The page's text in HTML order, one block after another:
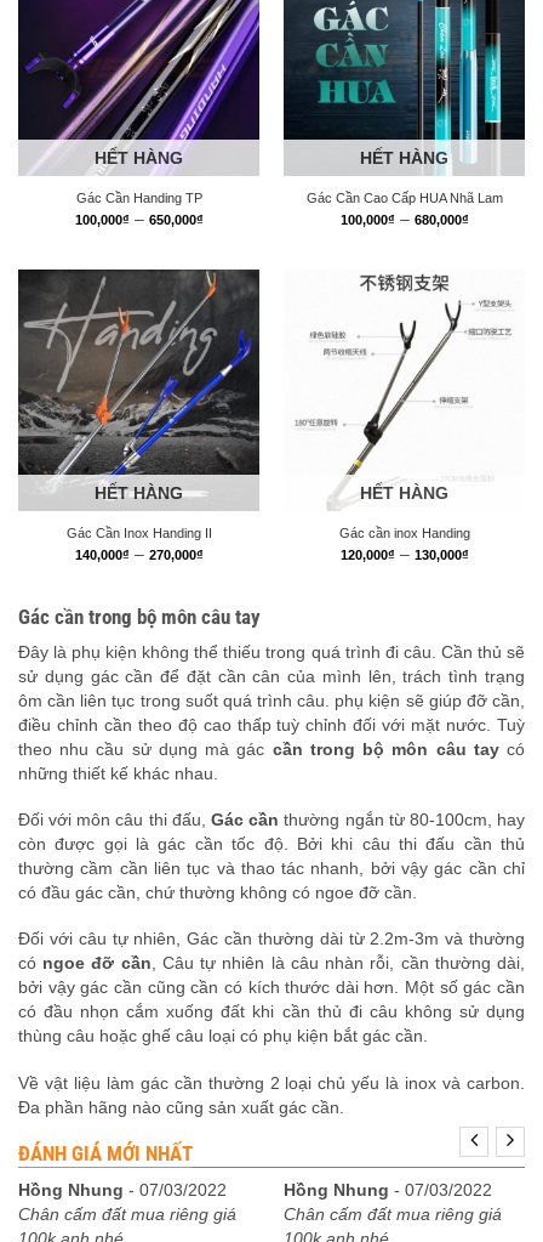
HẾT HÀNG
Gác Cần Handing TP
100,000₫ – 650,000₫Khoảng
100,000₫
đến
650,000₫
HẾT HÀNG
Gác Cần Cao Cấp HUA Nhã Lam
100,000₫ – 680,000₫Khoảng
680,000₫
HẾT HÀNG
Gác Cần Inox Handing II
140,000₫ – 270,000₫Khoảng
đến
HẾT HÀNG
Gác cần inox Handing
120,000₫ – 130,000₫Khoảng
Gác cần trong bộ môn câu tay
Đây là phụ kiện không thể thiếu trong quá trình đi câu. Cần thủ sẽ
sử dụng gác cần để đặt cần cân của mình lên, trách tình trạng
ôm cần liên tục trong suốt quá trình câu. phụ kiện sẽ giúp đỡ cần,
điều chỉnh cần theo độ cao thấp tuỳ chỉnh đối với mặt nước. Tuỳ
theo nhu cầu sử dụng mà gác cần trong bộ môn câu taycó
những thiết kế khác nhau.
Đối với môn câu thi đấu, Gác cần thường ngắn từ 80-100cm, hay
còn được gọi là gác cần tốc độ. Bởi khi câu thi đấu cần thủ
thường cầm cần liên tục và thao tác nhanh, bởi vậy gác cần chỉ
có đầu gác cần, chứ thường không có ngoe đỡ cần.
Đối với câu tự nhiên, Gác cần thường dài từ 2.2m-3m và thường
có ngoe đỡ cần, Câu tự nhiên là câu nhàn rỗi, cần thường dài,
bởi vậy gác cần cũng cần có kích thước dài hơn. Một số gác cần
có đầu nhọn cắm xuống đất khi cần thủ đi câu không sử dụng
thùng câu hoặc ghế câu loại có phụ kiện bắt gác cần.
Về vật liệu làm gác cần thường 2 loại chủ yếu là inox và carbon.
Đa phần hãng nào cũng sản xuất gác cần.
ĐÁNH GIÁ MỚI NHẤT
Hồng Nhung - 07/03/2022
Chân cấm đất mua riêng giá
Hồng Nhung - 07/03/2022
Chân cấm đất mua riêng giá